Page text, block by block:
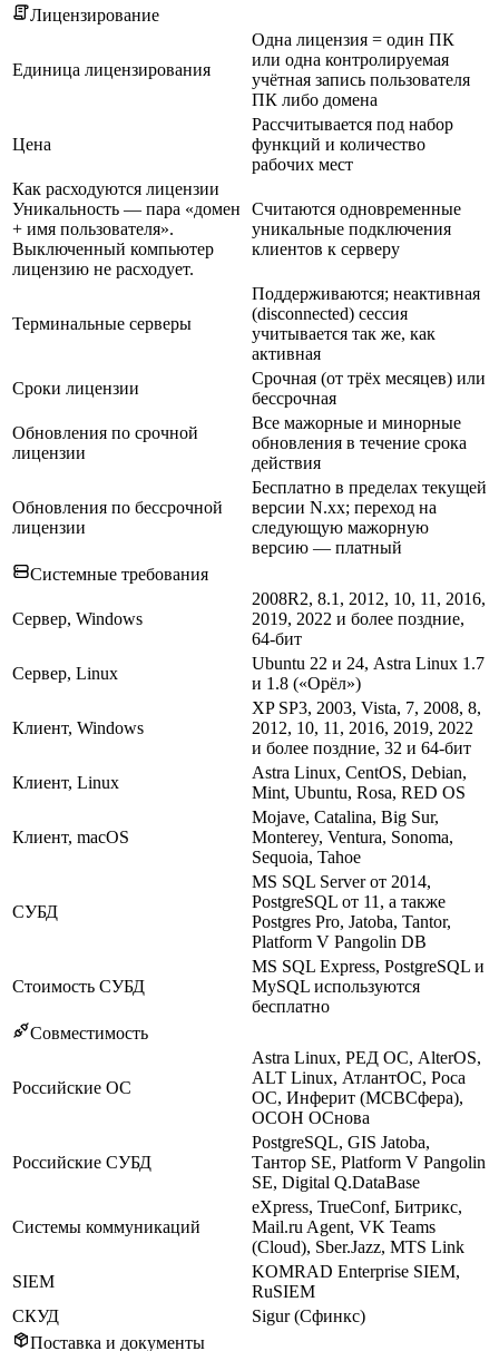
Лицензирование
Единица лицензирования
Одна лицензия = один ПК
или одна контролируемая
учётная запись пользователя
ПК либо домена
Цена
Рассчитывается под набор
функций и количество
рабочих мест
Как расходуются лицензии
Уникальность — пара «домен
+ имя пользователя».
Выключенный компьютер
лицензию не расходует.
Считаются одновременные
уникальные подключения
клиентов к серверу
Терминальные серверы
Поддерживаются; неактивная
(disconnected) сессия
учитывается так же, как
активная
Сроки лицензии
Срочная (от трёх месяцев) или
бессрочная
Обновления по срочной
лицензии
Все мажорные и минорные
обновления в течение срока
действия
Обновления по бессрочной
лицензии
Бесплатно в пределах текущей
версии N.xx; переход на
следующую мажорную
версию — платный
Системные требования
Сервер, Windows
2008R2, 8.1, 2012, 10, 11, 2016,
2019, 2022 и более поздние,
64-бит
Сервер, Linux
Ubuntu 22 и 24, Astra Linux 1.7
и 1.8 («Орёл»)
Клиент, Windows
XP SP3, 2003, Vista, 7, 2008, 8,
2012, 10, 11, 2016, 2019, 2022
и более поздние, 32 и 64-бит
Клиент, Linux
Astra Linux, CentOS, Debian,
Mint, Ubuntu, Rosa, RED OS
Клиент, macOS
Mojave, Catalina, Big Sur,
Monterey, Ventura, Sonoma,
Sequoia, Tahoe
СУБД
MS SQL Server от 2014,
PostgreSQL от 11, а также
Postgres Pro, Jatoba, Tantor,
Platform V Pangolin DB
Стоимость СУБД
MS SQL Express, PostgreSQL и
MySQL используются
бесплатно
Совместимость
Российские ОС
Astra Linux, РЕД ОС, AlterOS,
ALT Linux, АтлантОС, Роса
ОС, Инферит (МСВСфера),
ОСОН ОСнова
Российские СУБД
PostgreSQL, GIS Jatoba,
Тантор SE, Platform V Pangolin
SE, Digital Q.DataBase
Системы коммуникаций
eXpress, TrueConf, Битрикс,
Mail.ru Agent, VK Teams
(Cloud), Sber.Jazz, MTS Link
SIEM
KOMRAD Enterprise SIEM,
RuSIEM
СКУД
Sigur (Сфинкс)
Поставка и документы